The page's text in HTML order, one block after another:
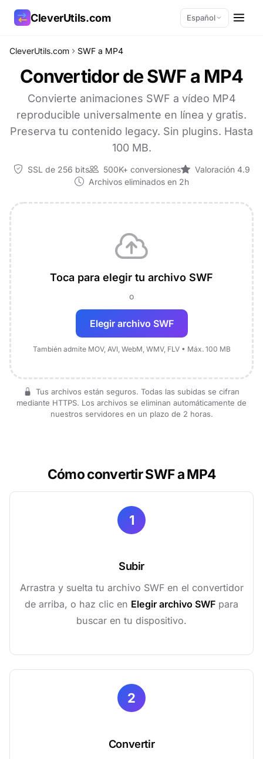
CleverUtils.com Español
CleverUtils.com SWF a MP4
Convertidor de SWF a MP4
Convierte animaciones SWF a vídeo MP4
reproducible universalmente en línea y gratis.
Preserva tu contenido legacy. Sin plugins. Hasta
100 MB.
SSL de 256 bits 500K+ conversiones
Valoración 4.9
Archivos eliminados en 2h
Toca para elegir tu archivo SWF
o
Elegir archivo SWF
También admite MOV, AVI, WebM, WMV, FLV • Máx. 100 MB
Tus archivos están seguros. Todas las subidas se cifran
mediante HTTPS. Los archivos se eliminan automáticamente de
nuestros servidores en un plazo de 2 horas.
Cómo convertir SWF a MP4
1
Subir
Arrastra y suelta tu archivo SWF en el convertidor
de arriba, o haz clic en Elegir archivo SWF para
buscar en tu dispositivo.
2
Convertir
Copiar enlace